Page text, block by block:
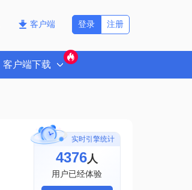
客户端 注册
登录
客户端下载
实时引擎统计
4376人
用户已经体验